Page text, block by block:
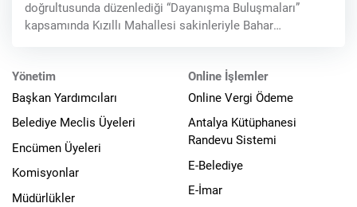
doğrultusunda düzenlediği “Dayanışma Buluşmaları”
kapsamında Kızıllı Mahallesi sakinleriyle Bahar
Yönetim
Başkan Yardımcıları
Belediye Meclis Üyeleri
Encümen Üyeleri
Komisyonlar
Müdürlükler
Online İşlemler
Online Vergi Ödeme
Antalya Kütüphanesi
Randevu Sistemi
E-Belediye
E-İmar